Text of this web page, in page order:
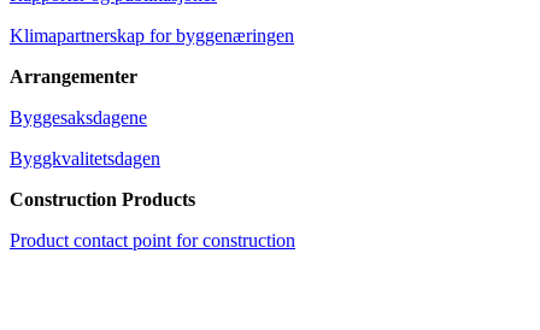
Klimapartnerskap for byggenæringen
Arrangementer
Byggesaksdagene
Byggkvalitetsdagen
Construction Products
Product contact point for construction